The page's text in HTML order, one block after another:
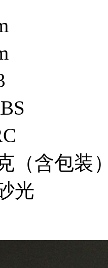
（含包装
光